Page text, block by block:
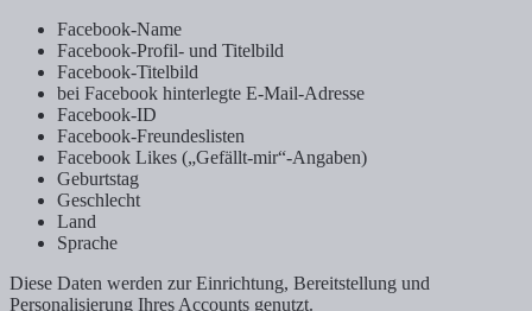
Facebook-Name
Facebook-Profil- und Titelbild
Facebook-Titelbild
bei Facebook hinterlegte E-Mail-Adresse
Facebook-ID
Facebook-Freundeslisten
Facebook Likes („Gefällt-mir“-Angaben)
Geburtstag
Geschlecht
Land
Sprache
Diese Daten werden zur Einrichtung, Bereitstellung und
Personalisierung Ihres Accounts genutzt.